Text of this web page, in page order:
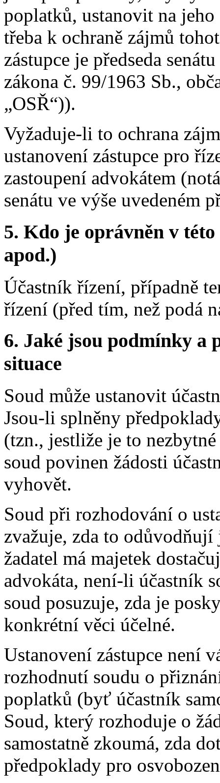
poplatků, ustanovit na jeho
třeba k ochraně zájmů
zástupce je předseda
zákona č. 99/1963 Sb.,
„OSŘ“)).
Vyžaduje-li to ochrana
ustanovení zástupce pro
zastoupení advokátem
senátu ve výše uvedeném
5. Kdo je oprávněn v
apod.)
Účastník řízení, případně
řízení (před tím, než podá
6. Jaké jsou podmínky a
situace
Soud může ustanovit
Jsou-li splněny
(tzn., jestliže je to
soud povinen žádosti
vyhovět.
Soud při rozhodování o
zvažuje, zda to
žadatel má majetek
advokáta, není-li účastník
soud posuzuje, zda je
konkrétní věci účelné.
Ustanovení zástupce není
rozhodnutí soudu o
poplatků (byť účastník
Soud, který rozhoduje o
samostatně zkoumá, zda
předpoklady pro